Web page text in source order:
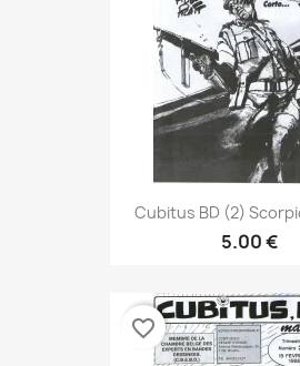
Cubitus BD (2)
5.00 €
favorite_border